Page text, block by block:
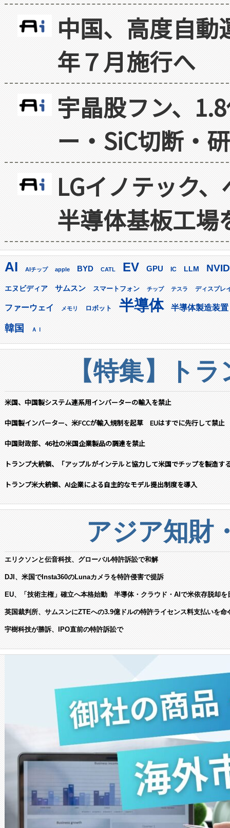
中国、高度自
年７月施行へ
宇晶股フン、
ー・SiC切断・
LGイノテック
半導体基板工場
AI AIチップ apple BYD CATL EV GPU IC LLM
エヌビディア サムスン スマートフォン チップ テスラ ディスプレ
ファーウェイ メモリ ロボット 半導体 半導体製造装置
韓国 ＡＩ
【特集】ト
米国、中国製システム連系用インバーターの輸入を禁止
中国製インバーター、米FCCが輸入規制を起草 EUはすでに先行して禁止
中国財政部、46社の米国企業製品の調達を禁止
トランプ大統領、「アップルがインテルと協力して米国でチップを製造す
トランプ米大統領、AI企業による自主的なモデル提出制度を導入
アジア知財
エリクソンと伝音科技、グローバル特許訴訟で和解
DJI、米国でInsta360のLunaカメラを特許侵害で提訴
EU、「技術主権」確立へ本格始動 半導体・クラウド・AIで米依存脱却を
英国裁判所、サムスンにZTEへの3.9億ドルの特許ライセンス料支払いを命
宇樹科技が勝訴、IPO直前の特許訴訟で